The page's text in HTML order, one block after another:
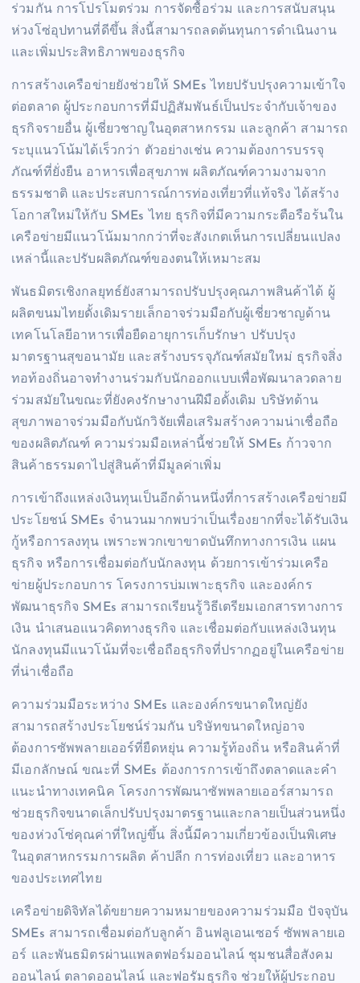
ร่วมกัน การโปรโมตร่วม การจัดซื้อร่วม และการสนับสนุน
ห่วงโซ่อุปทานที่ดีขึ้น สิ่งนี้สามารถลดต้นทุนการดำเนินงาน
และเพิ่มประสิทธิภาพของธุรกิจ
การสร้างเครือข่ายยังช่วยให้ SMEs ไทยปรับปรุงความเข้าใจ
ต่อตลาด ผู้ประกอบการที่มีปฏิสัมพันธ์เป็นประจำกับเจ้าของ
ธุรกิจรายอื่น ผู้เชี่ยวชาญในอุตสาหกรรม และลูกค้า สามารถ
ระบุแนวโน้มได้เร็วกว่า ตัวอย่างเช่น ความต้องการบรรจุ
ภัณฑ์ที่ยั่งยืน อาหารเพื่อสุขภาพ ผลิตภัณฑ์ความงามจาก
ธรรมชาติ และประสบการณ์การท่องเที่ยวที่แท้จริง ได้สร้าง
โอกาสใหม่ให้กับ SMEs ไทย ธุรกิจที่มีความกระตือรือร้นใน
เครือข่ายมีแนวโน้มมากกว่าที่จะสังเกตเห็นการเปลี่ยนแปลง
เหล่านี้และปรับผลิตภัณฑ์ของตนให้เหมาะสม
พันธมิตรเชิงกลยุทธ์ยังสามารถปรับปรุงคุณภาพสินค้าได้ ผู้
ผลิตขนมไทยดั้งเดิมรายเล็กอาจร่วมมือกับผู้เชี่ยวชาญด้าน
เทคโนโลยีอาหารเพื่อยืดอายุการเก็บรักษา ปรับปรุง
มาตรฐานสุขอนามัย และสร้างบรรจุภัณฑ์สมัยใหม่ ธุรกิจสิ่ง
ทอท้องถิ่นอาจทำงานร่วมกับนักออกแบบเพื่อพัฒนาลวดลาย
ร่วมสมัยในขณะที่ยังคงรักษางานฝีมือดั้งเดิม บริษัทด้าน
สุขภาพอาจร่วมมือกับนักวิจัยเพื่อเสริมสร้างความน่าเชื่อถือ
ของผลิตภัณฑ์ ความร่วมมือเหล่านี้ช่วยให้ SMEs ก้าวจาก
สินค้าธรรมดาไปสู่สินค้าที่มีมูลค่าเพิ่ม
การเข้าถึงแหล่งเงินทุนเป็นอีกด้านหนึ่งที่การสร้างเครือข่ายมี
ประโยชน์ SMEs จำนวนมากพบว่าเป็นเรื่องยากที่จะได้รับเงิน
กู้หรือการลงทุน เพราะพวกเขาขาดบันทึกทางการเงิน แผน
ธุรกิจ หรือการเชื่อมต่อกับนักลงทุน ด้วยการเข้าร่วมเครือ
ข่ายผู้ประกอบการ โครงการบ่มเพาะธุรกิจ และองค์กร
พัฒนาธุรกิจ SMEs สามารถเรียนรู้วิธีเตรียมเอกสารทางการ
เงิน นำเสนอแนวคิดทางธุรกิจ และเชื่อมต่อกับแหล่งเงินทุน
นักลงทุนมีแนวโน้มที่จะเชื่อถือธุรกิจที่ปรากฏอยู่ในเครือข่าย
ที่น่าเชื่อถือ
ความร่วมมือระหว่าง SMEs และองค์กรขนาดใหญ่ยัง
สามารถสร้างประโยชน์ร่วมกัน บริษัทขนาดใหญ่อาจ
ต้องการซัพพลายเออร์ที่ยืดหยุ่น ความรู้ท้องถิ่น หรือสินค้าที่
มีเอกลักษณ์ ขณะที่ SMEs ต้องการการเข้าถึงตลาดและคำ
แนะนำทางเทคนิค โครงการพัฒนาซัพพลายเออร์สามารถ
ช่วยธุรกิจขนาดเล็กปรับปรุงมาตรฐานและกลายเป็นส่วนหนึ่ง
ของห่วงโซ่คุณค่าที่ใหญ่ขึ้น สิ่งนี้มีความเกี่ยวข้องเป็นพิเศษ
ในอุตสาหกรรมการผลิต ค้าปลีก การท่องเที่ยว และอาหาร
ของประเทศไทย
เครือข่ายดิจิทัลได้ขยายความหมายของความร่วมมือ ปัจจุบัน
SMEs สามารถเชื่อมต่อกับลูกค้า อินฟลูเอนเซอร์ ซัพพลายเอ
อร์ และพันธมิตรผ่านแพลตฟอร์มออนไลน์ ชุมชนสื่อสังคม
ออนไลน์ ตลาดออนไลน์ และฟอรัมธุรกิจ ช่วยให้ผู้ประกอบ